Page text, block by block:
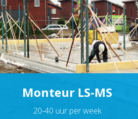
Monteur LS-MS
20-40 uur per week